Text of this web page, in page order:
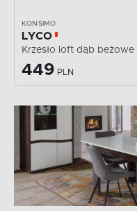
KONSIMO
LYCO
Krzesło loft dąb beżowe
449 PLN